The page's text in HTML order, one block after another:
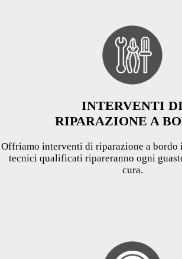
INTERVENTI DI
RIPARAZIONE A
Offriamo interventi di riparazione a bordo
tecnici qualificati ripareranno ogni
cura.